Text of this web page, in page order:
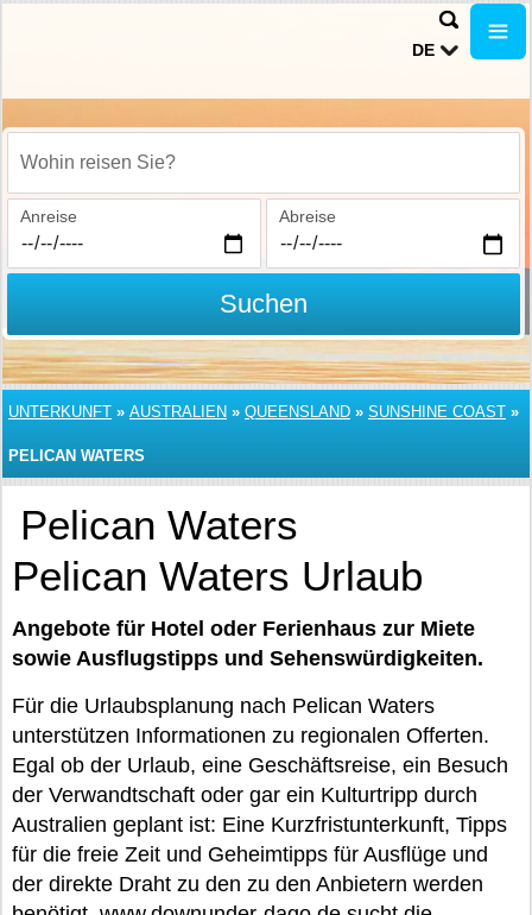
DE
Wohin reisen Sie?
Anreise Abreise
Suchen
UNTERKUNFT » AUSTRALIEN » QUEENSLAND » SUNSHINE COAST »
PELICAN WATERS
Pelican Waters
Pelican Waters Urlaub
Angebote für Hotel oder Ferienhaus zur Miete
sowie Ausflugstipps und Sehenswürdigkeiten.
Für die Urlaubsplanung nach Pelican Waters
unterstützen Informationen zu regionalen Offerten.
Egal ob der Urlaub, eine Geschäftsreise, ein Besuch
der Verwandtschaft oder gar ein Kulturtripp durch
Australien geplant ist: Eine Kurzfristunterkunft, Tipps
für die freie Zeit und Geheimtipps für Ausflüge und
der direkte Draht zu den zu den Anbietern werden